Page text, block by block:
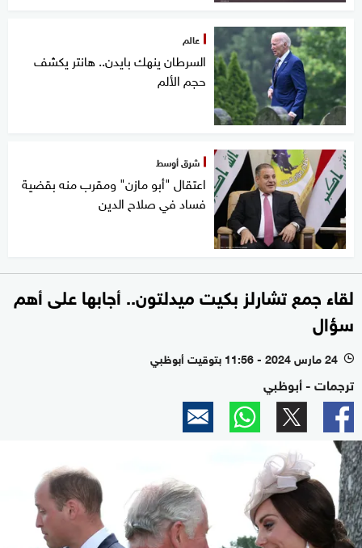
عالم
السرطان ينهك بايدن.. هانتر يكشف
حجم الألم
شرق أوسط
اعتقال "أبو مازن" ومقرب منه بقضية
فساد في صلاح الدين
لقاء جمع تشارلز بكيت ميدلتون.. أجابها على أهم
سؤال
l 24 مارس 2024 - 11:56 بتوقيت أبوظبي
ترجمات - أبوظبي